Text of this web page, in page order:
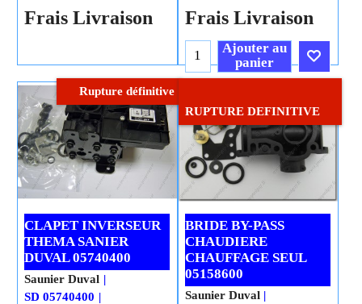
Frais Livraison
Cliquez ici
Frais Livraison
Ajouter au
panier
Rupture définitive
CLAPET INVERSEUR
THEMA SANIER
DUVAL 05740400
Saunier Duval
SD 05740400
RUPTURE DEFINITIVE
BRIDE BY-PASS
CHAUDIERE
CHAUFFAGE SEUL
05158600
Saunier Duval